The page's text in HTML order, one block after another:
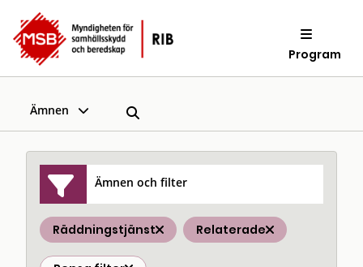
Program
Ämnen
Ämnen och filter
Räddningstjänst Relaterade